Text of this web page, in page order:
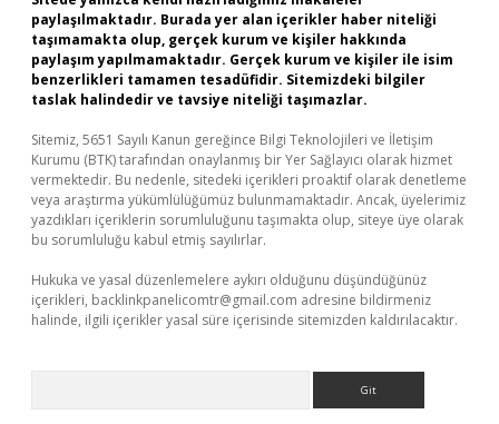
paylaşılmaktadır. Burada yer alan içerikler haber niteliği
taşımamakta olup, gerçek kurum ve kişiler hakkında
paylaşım yapılmamaktadır. Gerçek kurum ve kişiler ile isim
benzerlikleri tamamen tesadüfidir. Sitemizdeki bilgiler
taslak halindedir ve tavsiye niteliği taşımazlar.
Sitemiz, 5651 Sayılı Kanun gereğince Bilgi Teknolojileri ve İletişim
Kurumu (BTK) tarafından onaylanmış bir Yer Sağlayıcı olarak hizmet
vermektedir. Bu nedenle, sitedeki içerikleri proaktif olarak denetleme
veya araştırma yükümlülüğümüz bulunmamaktadır. Ancak, üyelerimiz
yazdıkları içeriklerin sorumluluğunu taşımakta olup, siteye üye olarak
bu sorumluluğu kabul etmiş sayılırlar.
Hukuka ve yasal düzenlemelere aykırı olduğunu düşündüğünüz
içerikleri, backlinkpanelicomtr@gmail.com adresine bildirmeniz
halinde, ilgili içerikler yasal süre içerisinde sitemizden kaldırılacaktır.